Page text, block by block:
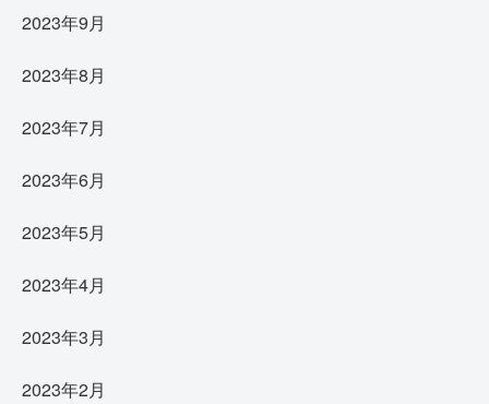
2023年9月
2023年8月
2023年7月
2023年6月
2023年5月
2023年4月
2023年3月
2023年2月